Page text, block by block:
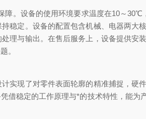
。设备的使用环境要求温度在10～
稳定。设备的配置包含机械、电器两
理与输出。在售后服务上，设备提供
。
现了对零件表面轮廓的精准捕捉，硬
借稳定的工作原理与*的技术特性，能